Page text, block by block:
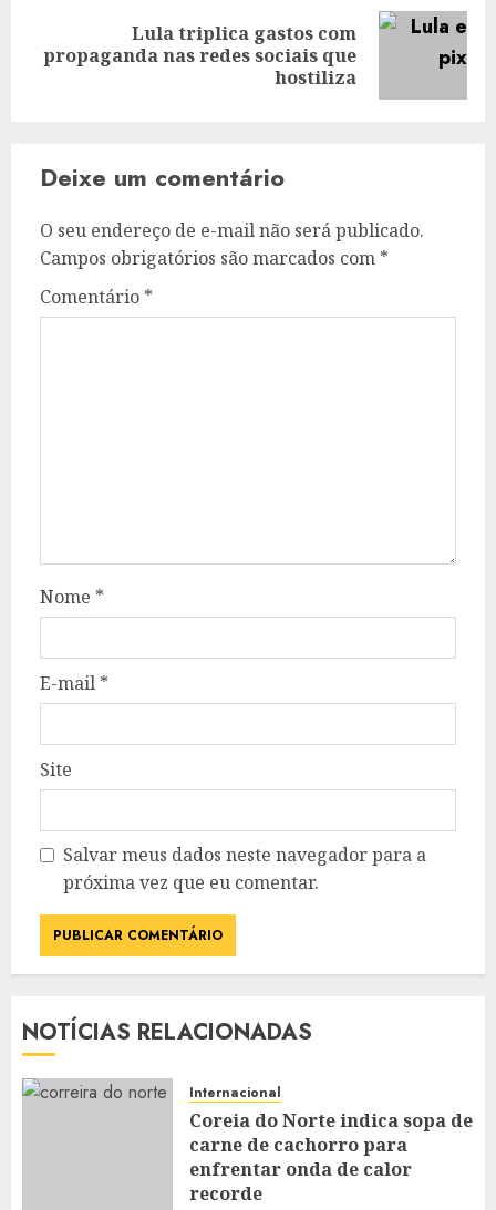
Next
Lula triplica gastos com
propaganda nas redes sociais que
hostiliza
Deixe um comentário
O seu endereço de e-mail não será publicado.
Campos obrigatórios são marcados com *
Comentário *
Nome *
E-mail *
Site
Salvar meus dados neste navegador para a
próxima vez que eu comentar.
NOTÍCIAS RELACIONADAS
Internacional
Coreia do Norte indica sopa de
carne de cachorro para
enfrentar onda de calor
recorde